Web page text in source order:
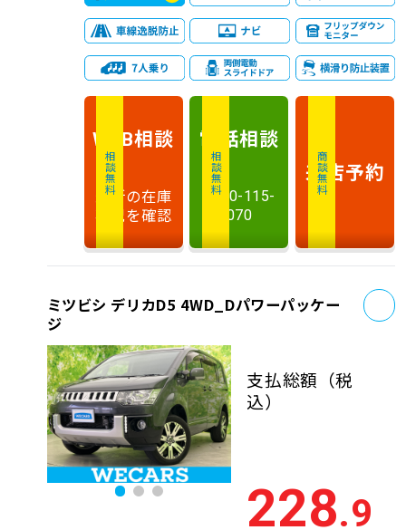
相談無料
WEB相談
最新の在庫
状況を確認
相談無料
電話相談
0120-115-
070
商談無料
来店予約
ミツビシ デリカD5 4WD_Dパワーパッケー
ジ
支払総額 （税
込）
228.9